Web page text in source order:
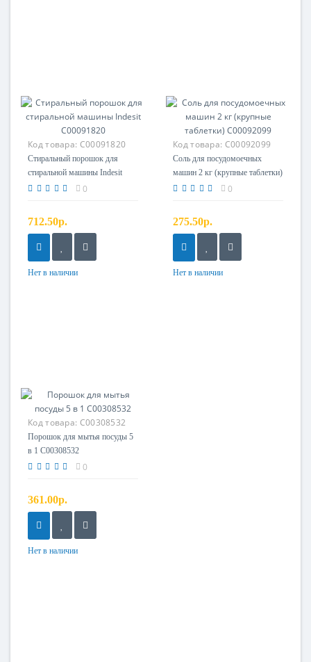
Код товара: C00091820
Стиральный порошок для
стиральной машины Indesit
C00091820
0
712.50р.
Нет в наличии
Код товара: C00092099
Соль для посудомоечных
машин 2 кг (крупные таблетки)
C00092099
0
275.50р.
Нет в наличии
Код товара: C00308532
Порошок для мытья посуды 5
в 1 C00308532
0
361.00р.
Нет в наличии